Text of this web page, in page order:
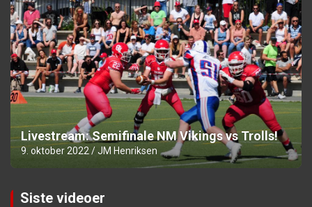
Livestream: Semifinale NM Vikings vs Trolls!
9. oktober 2022 JM Henriksen
Siste videoer